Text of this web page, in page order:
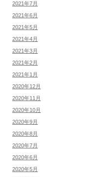
2021年7月
2021年6月
2021年5月
2021年4月
2021年3月
2021年2月
2021年1月
2020年12月
2020年11月
2020年10月
2020年9月
2020年8月
2020年7月
2020年6月
2020年5月